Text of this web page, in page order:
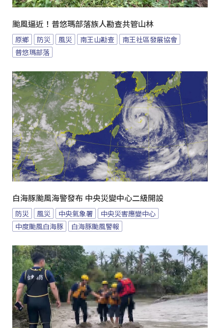
颱風逼近！普悠瑪部落族人勘查共管山林
原鄉 防災 風災 南王山勘查
南王社區發展協會
普悠瑪部落
白海豚颱風海警發布 中央災變中心二級開設
防災 風災 中央氣象署
中央災害應變中心
中度颱風白海豚
白海豚颱風警報